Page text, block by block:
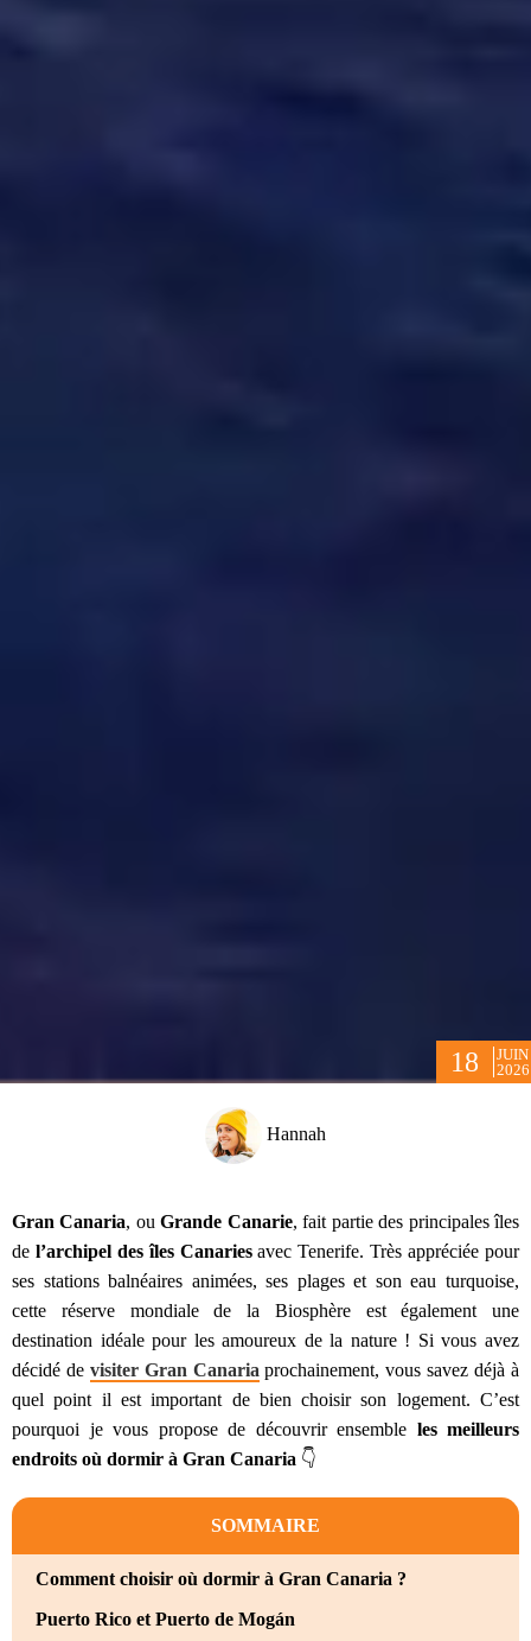
18
JUIN
2026
Hannah
Gran Canaria, ouGrande Canarie, fait partie des principales îles
de l’archipel des îles Canariesavec Tenerife. Très appréciée pour
ses stations balnéaires animées, ses plages et son eau turquoise,
cette réserve mondiale de la Biosphère est également une
destination idéale pour les amoureux de la nature ! Si vous avez
décidé de visiter Gran Canaria prochainement, vous savez déjà à
quel point il est important de bien choisir son logement. C’est
pourquoi je vous propose de découvrir ensemble les meilleurs
endroits où dormir à Gran Canaria 👇
SOMMAIRE
Comment choisir où dormir à Gran Canaria ?
Puerto Rico et Puerto de Mogán